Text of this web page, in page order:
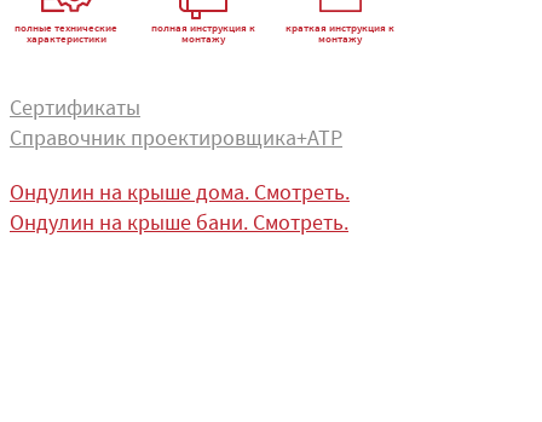
полные технические
характеристики
полная инструкция к
монтажу
краткая инструкция к
монтажу
Сертификаты
Справочник проектировщика+АТР
Ондулин на крыше дома. Смотреть.
Ондулин на крыше бани. Смотреть.